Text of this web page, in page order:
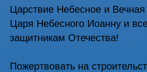
Царствие Небесное и
Царя Небесного Иоанну и
защитникам Отечества!
Пожертвовать на